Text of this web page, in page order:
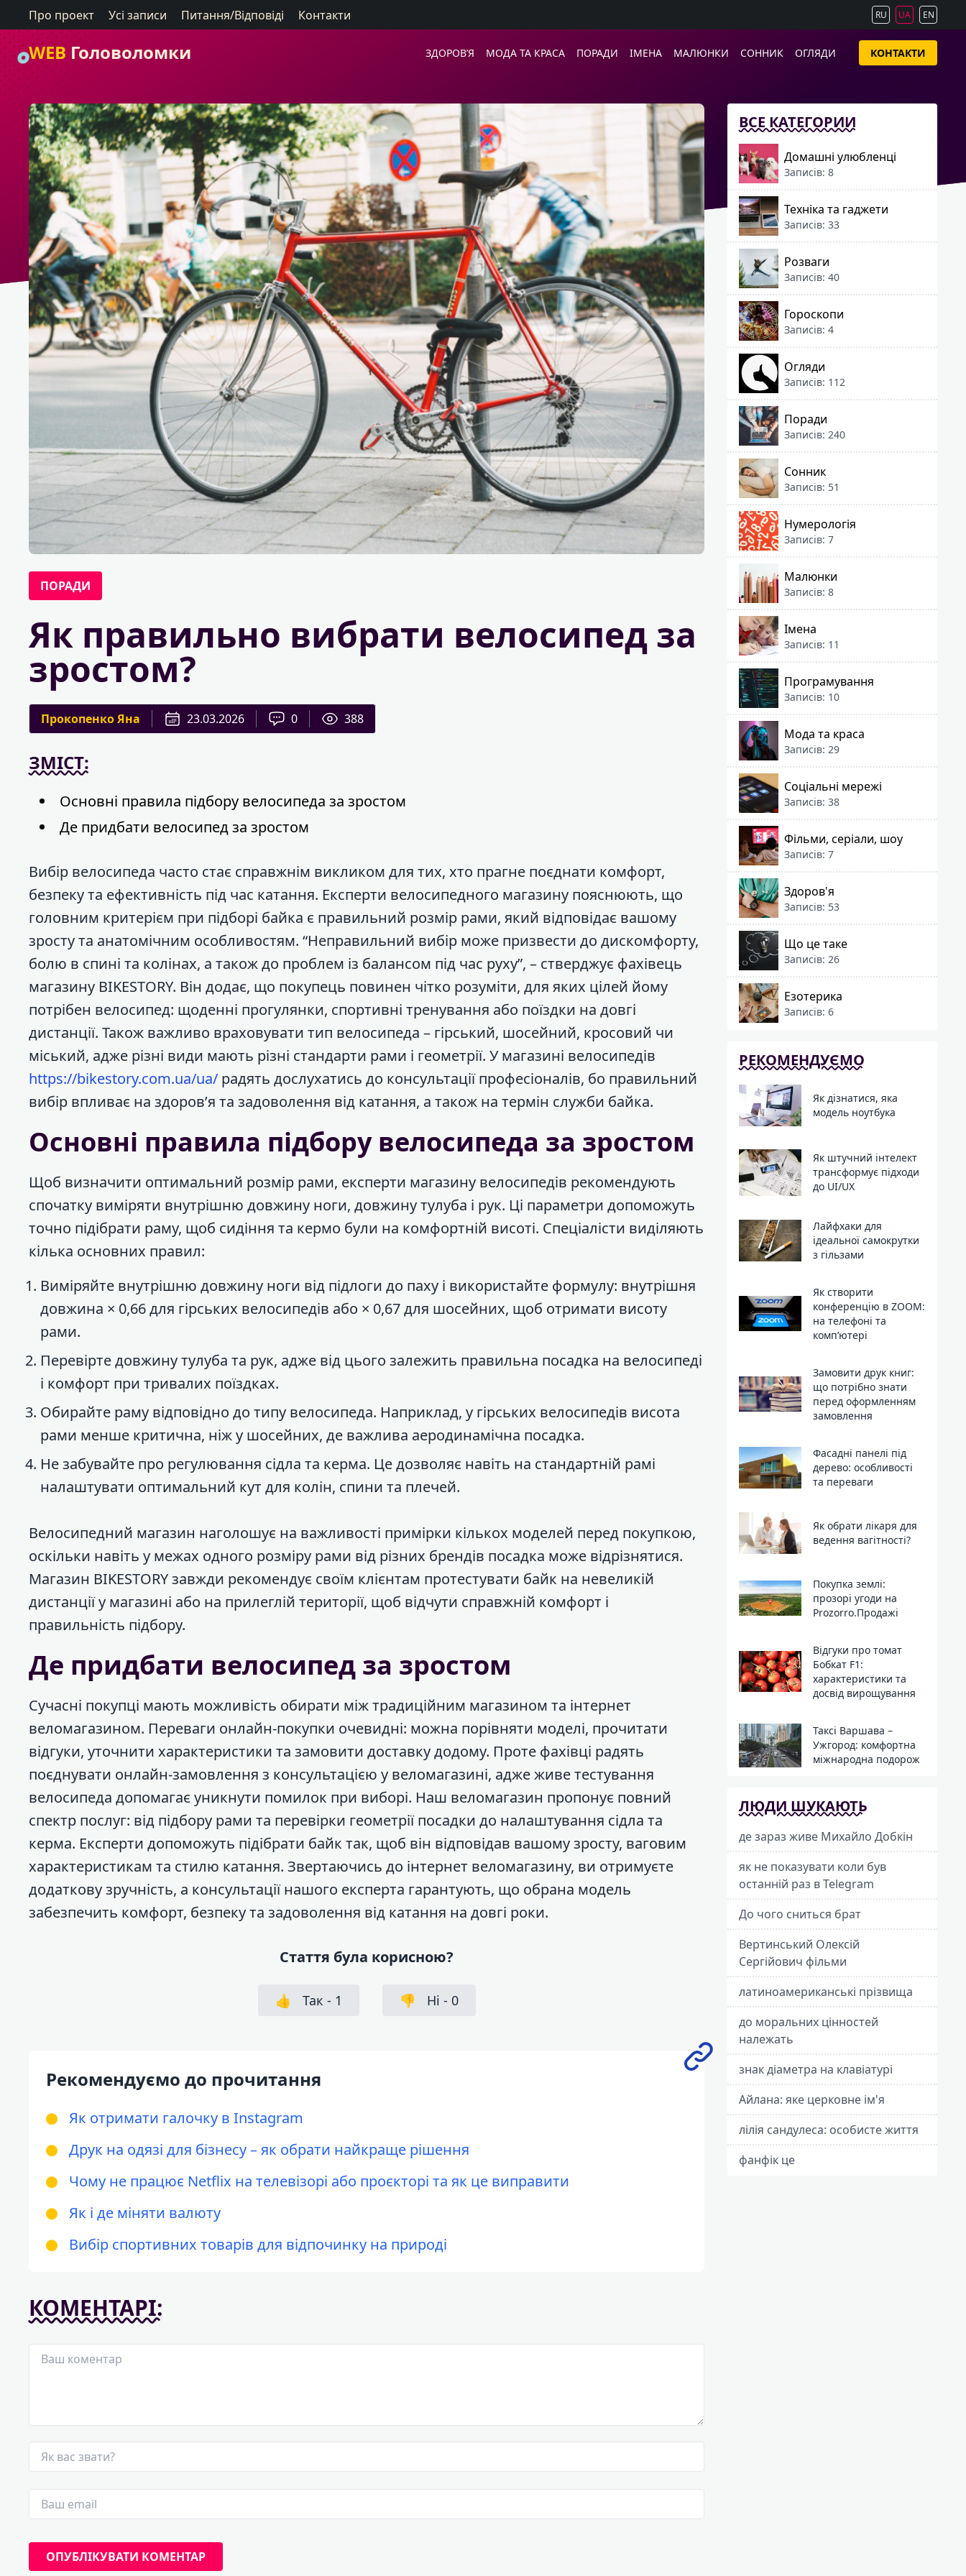
Про проект Усі записи Питання/Відповіді Контакти RU UA EN
WEB Головоломки ЗДОРОВ’Я МОДА ТА КРАСА ПОРАДИ ІМЕНА МАЛЮНКИ СОННИК ОГЛЯДИ КОНТАКТИ
ПОРАДИ
Як правильно вибрати велосипед за
зростом?
Прокопенко Яна 23.03.2026 0 388
ЗМІСТ:
Основні правила підбору велосипеда за зростом
Де придбати велосипед за зростом
Вибір велосипеда часто стає справжнім викликом для тих, хто прагне поєднати комфорт,
безпеку та ефективність під час катання. Експерти велосипедного магазину пояснюють, що
головним критерієм при підборі байка є правильний розмір рами, який відповідає вашому
зросту та анатомічним особливостям. “Неправильний вибір може призвести до дискомфорту,
болю в спині та колінах, а також до проблем із балансом під час руху”, – стверджує фахівець
магазину BIKESTORY. Він додає, що покупець повинен чітко розуміти, для яких цілей йому
потрібен велосипед: щоденні прогулянки, спортивні тренування або поїздки на довгі
дистанції. Також важливо враховувати тип велосипеда – гірський, шосейний, кросовий чи
міський, адже різні види мають різні стандарти рами і геометрії. У магазині велосипедів
https://bikestory.com.ua/ua/ радять дослухатись до консультації професіоналів, бо правильний
вибір впливає на здоров’я та задоволення від катання, а також на термін служби байка.
Основні правила підбору велосипеда за зростом
Щоб визначити оптимальний розмір рами, експерти магазину велосипедів рекомендують
спочатку виміряти внутрішню довжину ноги, довжину тулуба і рук. Ці параметри допоможуть
точно підібрати раму, щоб сидіння та кермо були на комфортній висоті. Спеціалісти виділяють
кілька основних правил:
Виміряйте внутрішню довжину ноги від підлоги до паху і використайте формулу: внутрішня
довжина × 0,66 для гірських велосипедів або × 0,67 для шосейних, щоб отримати висоту
рами.
Перевірте довжину тулуба та рук, адже від цього залежить правильна посадка на велосипеді
і комфорт при тривалих поїздках.
Обирайте раму відповідно до типу велосипеда. Наприклад, у гірських велосипедів висота
рами менше критична, ніж у шосейних, де важлива аеродинамічна посадка.
Не забувайте про регулювання сідла та керма. Це дозволяє навіть на стандартній рамі
налаштувати оптимальний кут для колін, спини та плечей.
Велосипедний магазин наголошує на важливості примірки кількох моделей перед покупкою,
оскільки навіть у межах одного розміру рами від різних брендів посадка може відрізнятися.
Магазин BIKESTORY завжди рекомендує своїм клієнтам протестувати байк на невеликій
дистанції у магазині або на прилеглій території, щоб відчути справжній комфорт і
правильність підбору.
Де придбати велосипед за зростом
Сучасні покупці мають можливість обирати між традиційним магазином та інтернет
веломагазином. Переваги онлайн-покупки очевидні: можна порівняти моделі, прочитати
відгуки, уточнити характеристики та замовити доставку додому. Проте фахівці радять
поєднувати онлайн-замовлення з консультацією у веломагазині, адже живе тестування
велосипеда допомагає уникнути помилок при виборі. Наш веломагазин пропонує повний
спектр послуг: від підбору рами та перевірки геометрії посадки до налаштування сідла та
керма. Експерти допоможуть підібрати байк так, щоб він відповідав вашому зросту, ваговим
характеристикам та стилю катання. Звертаючись до інтернет веломагазину, ви отримуєте
додаткову зручність, а консультації нашого експерта гарантують, що обрана модель
забезпечить комфорт, безпеку та задоволення від катання на довгі роки.
Стаття була корисною?
👍 Так - 1 👎 Ні - 0
Рекомендуємо до прочитання
Як отримати галочку в Instagram
Друк на одязі для бізнесу – як обрати найкраще рішення
Чому не працює Netflix на телевізорі або проєкторі та як це виправити
Як і де міняти валюту
Вибір спортивних товарів для відпочинку на природі
КОМЕНТАРІ:
ВСЕ КАТЕГОРИИ
Домашні улюбленці
Записів: 8
Техніка та гаджети
Записів: 33
Розваги
Записів: 40
Гороскопи
Записів: 4
Огляди
Записів: 112
Поради
Записів: 240
Сонник
Записів: 51
Нумерологія
Записів: 7
Малюнки
Записів: 8
Імена
Записів: 11
Програмування
Записів: 10
Мода та краса
Записів: 29
Соціальні мережі
Записів: 38
Фільми, серіали, шоу
Записів: 7
Здоров'я
Записів: 53
Що це таке
Записів: 26
Езотерика
Записів: 6
РЕКОМЕНДУЄМО
Як дізнатися, яка
модель ноутбука
Як штучний інтелект
трансформує підходи
до UI/UX
Лайфхаки для
ідеальної самокрутки
з гільзами
Як створити
конференцію в ZOOM:
на телефоні та
комп’ютері
Замовити друк книг:
що потрібно знати
перед оформленням
замовлення
Фасадні панелі під
дерево: особливості
та переваги
Як обрати лікаря для
ведення вагітності?
Покупка землі:
прозорі угоди на
Prozorro.Продажі
Відгуки про томат
Бобкат F1:
характеристики та
досвід вирощування
Таксі Варшава –
Ужгород: комфортна
міжнародна подорож
ЛЮДИ ШУКАЮТЬ
де зараз живе Михайло Добкін
як не показувати коли був
останній раз в Telegram
До чого сниться брат
Вертинський Олексій
Сергійович фільми
латиноамериканські прізвища
до моральних цінностей
належать
знак діаметра на клавіатурі
Айлана: яке церковне ім'я
лілія сандулеса: особисте життя
фанфік це